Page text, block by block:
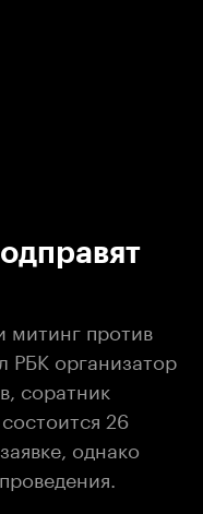
митинг против
РБК организатор
соратник
26
однако